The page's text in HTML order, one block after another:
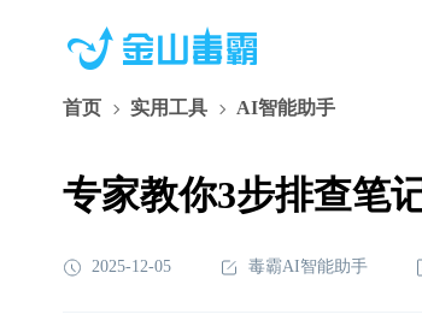
首页 实用工具 AI智能助手
专家教你3步排查笔
2025-12-05 毒霸AI智能助手